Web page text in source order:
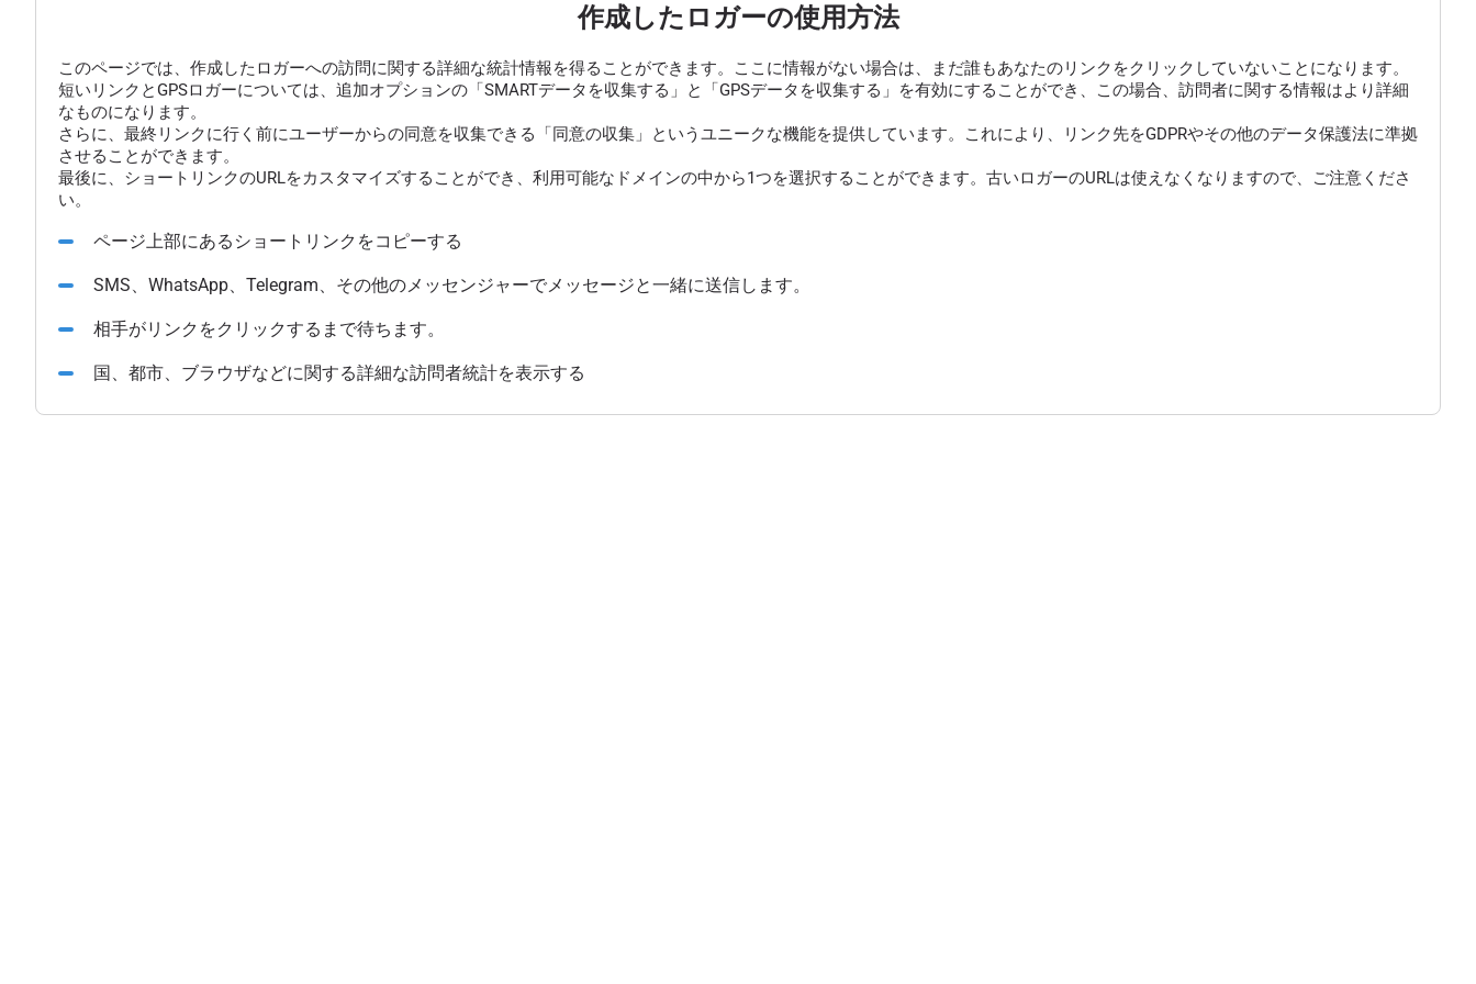
作成したロガーの使用方法
このページでは、作成したロガーへの訪問に関する詳細な統計情報を得ることができます。ここに情報がない場合は、まだ誰もあなたのリンクをクリックしていないことになります。
短いリンクとGPSロガーについては、追加オプションの「SMARTデータを収集する」と「GPSデータを収集する」を有効にすることができ、この場合、訪問者に関する情報はより詳細
なものになります。
さらに、最終リンクに行く前にユーザーからの同意を収集できる「同意の収集」というユニークな機能を提供しています。これにより、リンク先をGDPRやその他のデータ保護法に準拠
させることができます。
最後に、ショートリンクのURLをカスタマイズすることができ、利用可能なドメインの中から1つを選択することができます。古いロガーのURLは使えなくなりますので、ご注意くださ
い。
ページ上部にあるショートリンクをコピーする
SMS、WhatsApp、Telegram、その他のメッセンジャーでメッセージと一緒に送信します。
相手がリンクをクリックするまで待ちます。
国、都市、ブラウザなどに関する詳細な訪問者統計を表示する